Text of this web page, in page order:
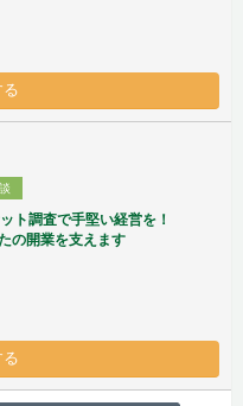
ト調査で手堅い経営を！
の開業を支えます